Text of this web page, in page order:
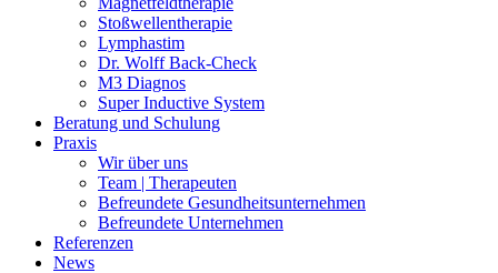
Stoßwellentherapie
Lymphastim
Dr. Wolff Back-Check
M3 Diagnos
Super Inductive System
Beratung und Schulung
Praxis
Wir über uns
Team | Therapeuten
Befreundete Gesundheitsunternehmen
Befreundete Unternehmen
Referenzen
News